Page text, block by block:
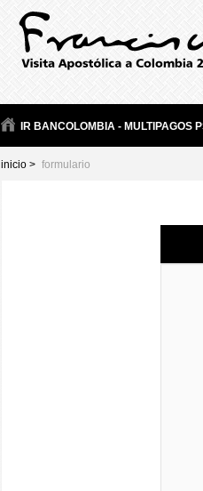
IR BANCOLOMBIA - MULTIPAGOS
inicio > formulario